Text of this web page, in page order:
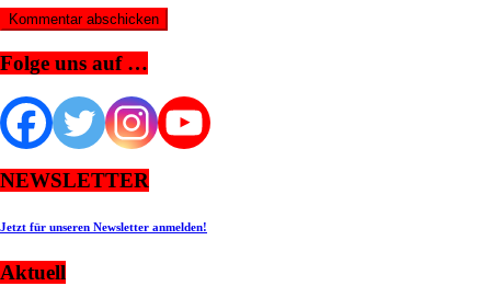
Folge uns auf …
NEWSLETTER
Jetzt für unseren Newsletter anmelden!
Aktuell